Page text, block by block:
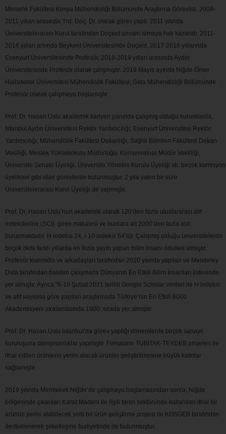
Mimarlık Fakültesi Kimya Mühendisliği Bölümünde Araştırma Görevlisi, 2009-
2011 yılları arasında Yrd. Doç. Dr. olarak görev yaptı. 2011 yılında
Üniversitelerarası Kurul tarafından Doçent unvanı almaya hak kazandı. 2011-
2016 yılları arsında Beykent Üniversitesinde Doçent, 2017-2018 yıllarında
Esenyurt Üniversitesinde Profesör, 2018-2019 yılları arasında Aydın
Üniversitesinde Profesör olarak çalışmıştır. 2019 Mayıs ayında Niğde Ömer
Halisdemir Üniversitesi Mühendislik Fakültesi, Gıda Mühendisliği Bölümünde
Profesör olarak çalışmaya başlamıştır.
Prof. Dr. Hasan Uslu akademik kariyeri yanında çalışmış olduğu kurumlarda,
İstanbul Aydın Üniversitesi Rektör Yardımcılığı, Esenyurt Üniversitesi Rektör
Yardımcılığı, Mühendislik Fakültesi Dekanlığı, Sağlık Bilimleri Fakültesi Dekan
Vekilliği, Meslek Yüksekokulu Müdürlüğü, Konservatuar Müdür Vekilliği,
Üniversite Senato Üyeliği, Üniversite Yönetim Kurulu Üyeliği vb. birçok komisyon
üyelikleri gibi idari görevlerde bulunmuştur. 2 yıla yakın bir süre
Üniversitelerarası Kurul Üyeliği de yapmıştır.
Prof. Dr. Hasan Uslu’nun akademik olarak 120’den fazla uluslararası atıf
indekslerine (SCI) giren makalesi ve bunlara ait 2000’den fazla atıfı
bulunmaktadır. H indeksi 24, i-10 indeksi 64’tür. Çalışmış olduğu üniversitelerde
birçok defa farklı yıllarda en fazla yayın yapan bilim insanı ödülleri almıştır.
Profesör Ioannidis ve arkadaşları tarafından 2020 yılında yapılan ve Mendeley
Data tarafından basılan çalışmada Dünyanın En Etkili Bilim İnsanları listesinde
yer almıştır. Ayrıca “6-10 Şubat 2021 tarihli Google Scholar verileri ile H indeksi
ve atıf sayısına göre yapılan araştırmada Türkiye’nin En Etkili 6000
Akademisyeni sıralamasında 1900. sırada yer almıştır.
Prof. Dr. Hasan Uslu İstanbul’da görev yaptığı dönemlerde birçok sanayii
kuruluşuna danışmanlıklar yapmıştır. Firmaların TUBİTAK-TEYDEB projeleri ile
ithal edilen ürünlerin yerini alacak ürünler geliştirilmesine büyük katkılar
sağlamıştır.
2019 yılında Memleketi Niğde’de çalışmaya başlamasından sonra, Niğde
bölgesinde çıkarılan Kalsit Madeni ile ilgili tarım sektöründe kullanılan ithal bir
ürünün yerini alabilecek yerli bir ürün geliştirme projesi ile KOSGEB tarafından
desteklenerek şirketleşme faaliyetinde de bulunmuştur.